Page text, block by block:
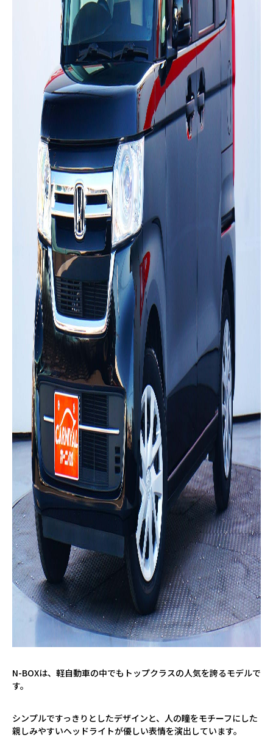
N-BOXは、軽自動車の中でもトップクラスの人気を誇るモデルで
す。
シンプルですっきりとしたデザインと、人の瞳をモチーフにした
親しみやすいヘッドライトが優しい表情を演出しています。